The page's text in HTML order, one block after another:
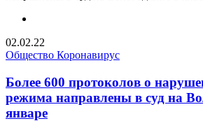
02.02.22
Общество Коронавирус
Более 600 протоколов о
режима направлены в суд на
январе